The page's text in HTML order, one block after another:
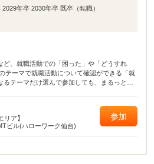
年卒 2030年卒 既卒（転職）
ど、就職活動での「困った」や「どうすれ
テーマで就職活動について確認ができる「就
テーマだけ選んで参加しても、まるっと３
リア】
ビル(ハローワーク仙台)
参加